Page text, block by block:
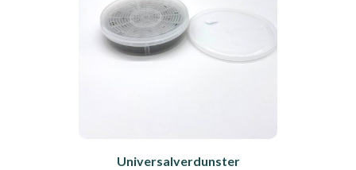
Universalverdunster